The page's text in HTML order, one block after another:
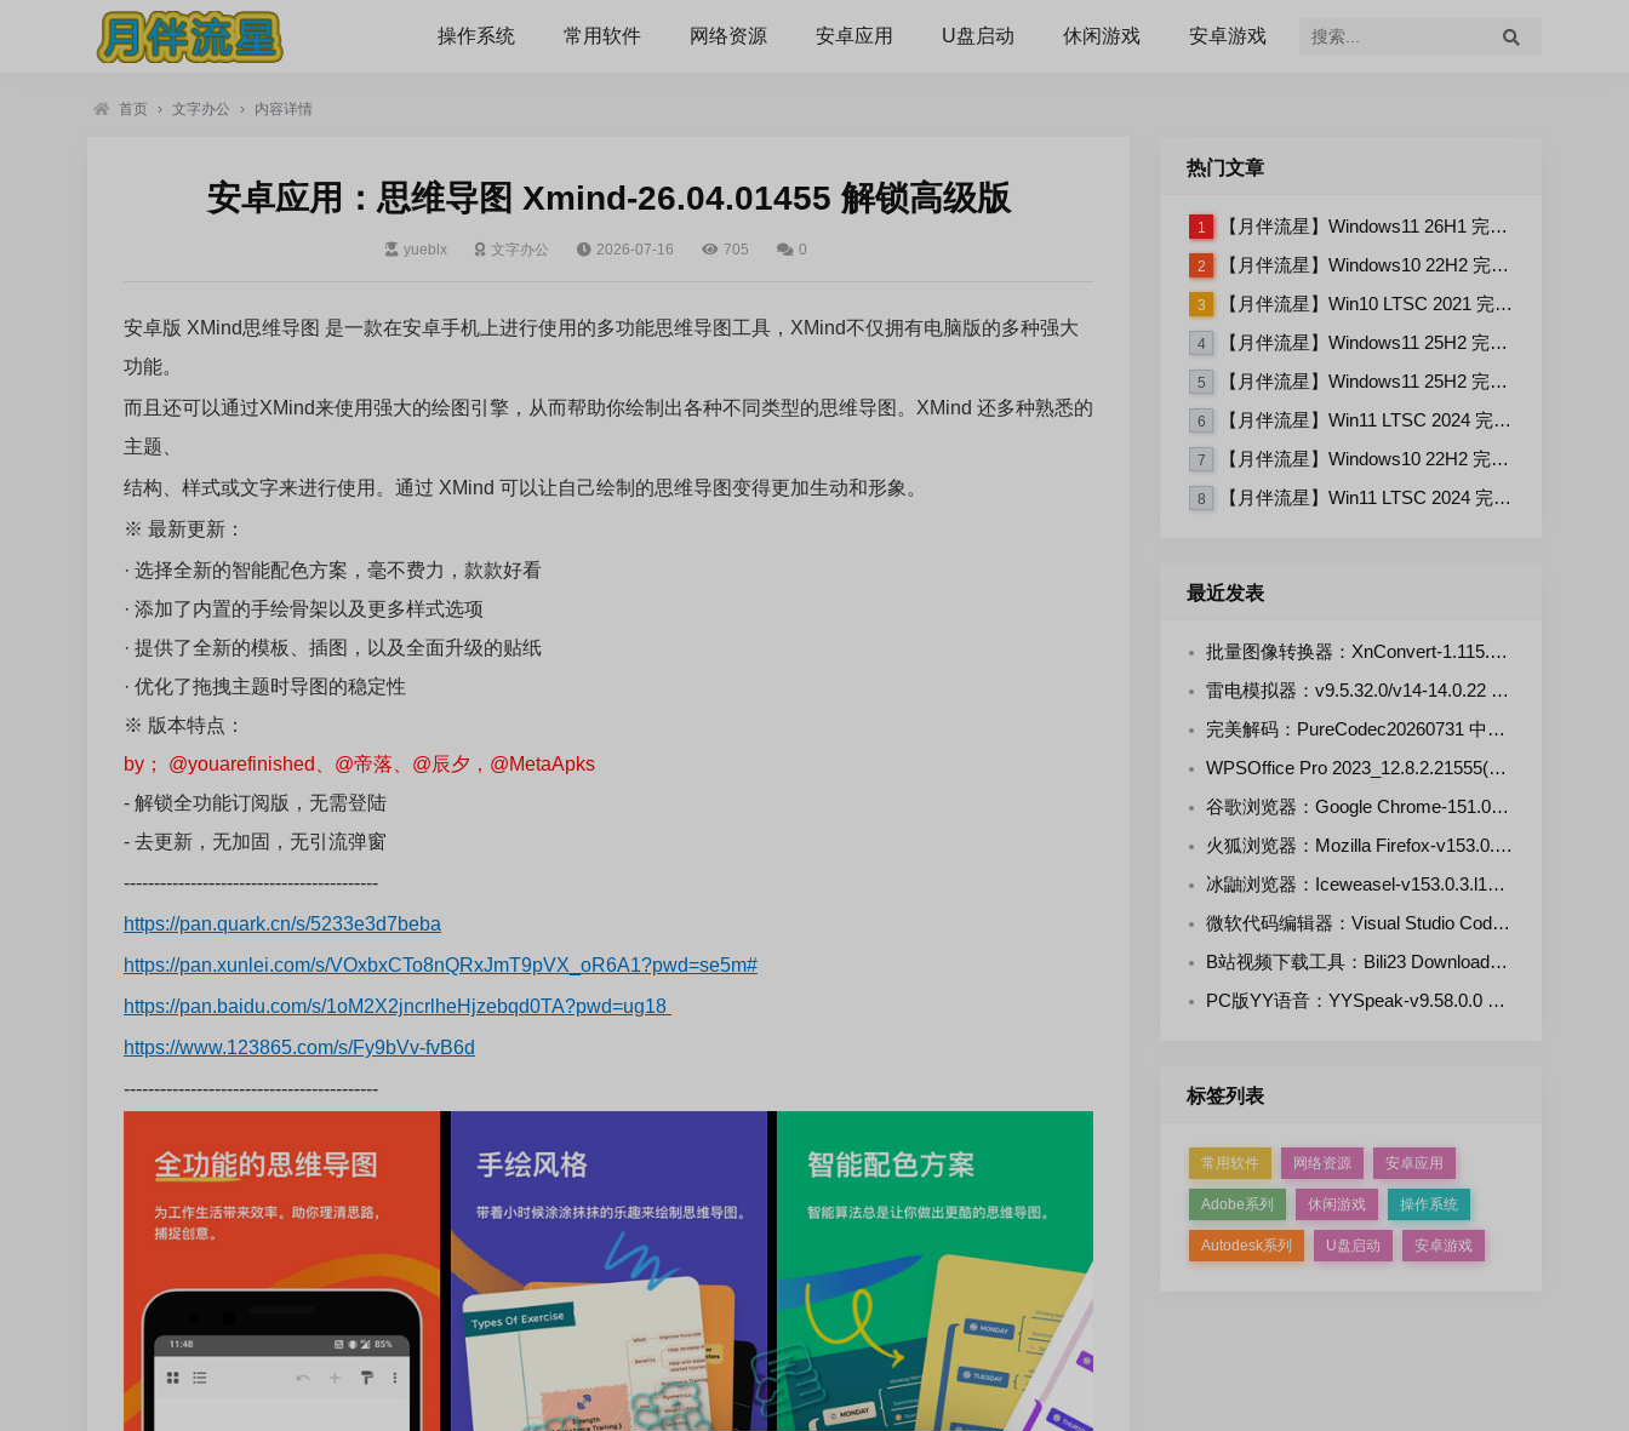
操作系统 常用软件 网络资源 安卓应用 U盘启动 休闲游戏 安卓游戏
首页 › 文字办公 › 内容详情
安卓应用：思维导图 Xmind-26.04.01455 解锁高级版
yueblx 文字办公 2026-07-16 705 0
安卓版 XMind思维导图 是一款在安卓手机上进行使用的多功能思维导图工具，XMind不仅拥有电脑版的多种强大
功能。
而且还可以通过XMind来使用强大的绘图引擎，从而帮助你绘制出各种不同类型的思维导图。XMind 还多种熟悉的
主题、
结构、样式或文字来进行使用。通过 XMind 可以让自己绘制的思维导图变得更加生动和形象。
※ 最新更新：
· 选择全新的智能配色方案，毫不费力，款款好看
· 添加了内置的手绘骨架以及更多样式选项
· 提供了全新的模板、插图，以及全面升级的贴纸
· 优化了拖拽主题时导图的稳定性
※ 版本特点：
by； @youarefinished、 @帝落、 @辰夕， @MetaApks
- 解锁全功能订阅版，无需登陆
- 去更新，无加固，无引流弹窗
------------------------------------------
https://pan.quark.cn/s/5233e3d7beba
https://pan.xunlei.com/s/VOxbxCTo8nQRxJmT9pVX_oR6A1?pwd=se5m#
https://pan.baidu.com/s/1oM2X2jncrlheHjzebqd0TA?pwd=ug18
https://www.123865.com/s/Fy9bVv-fvB6d
------------------------------------------
热门文章
1 【月伴流星】Windows11 26H1 完整+适量精简多合一安装版2026.07
2 【月伴流星】Windows10 22H2 完整+适量精简多合一安装版2026.06
3 【月伴流星】Win10 LTSC 2021 完整+适量精简多合一安装版2026.03
4 【月伴流星】Windows11 25H2 完整+适量精简多合一安装版2026.06
5 【月伴流星】Windows11 25H2 完整+适量精简多合一安装版2026.08
6 【月伴流星】Win11 LTSC 2024 完整+适量精简多合一安装版2026.06
7 【月伴流星】Windows10 22H2 完整+适量精简多合一安装版2026.08
8 【月伴流星】Win11 LTSC 2024 完整+适量精简多合一安装版2026.08
最近发表
批量图像转换器：XnConvert-1.115.0.0 多语言免费版
雷电模拟器：v9.5.32.0/v14-14.0.22 去广告绿色版
完美解码：PureCodec20260731 中文正式版
WPSOffice Pro 2023_12.8.2.21555(20260805) 雨糖科技特别版
谷歌浏览器：Google Chrome-151.0.7922.76 官方正式版+便携增强版
火狐浏览器：Mozilla Firefox-v153.0.3 官方正式版
冰鼬浏览器：Iceweasel-v153.0.3.l10n_win64_pgo 中文绿色版
微软代码编辑器：Visual Studio Code 1.132.0 官方正式版
B站视频下载工具：Bili23 Downloader-v2.12.0 开源免费版
PC版YY语音：YYSpeak-v9.58.0.0 多开去广告绿色版
标签列表
常用软件 网络资源 安卓应用
Adobe系列 休闲游戏 操作系统
Autodesk系列 U盘启动 安卓游戏